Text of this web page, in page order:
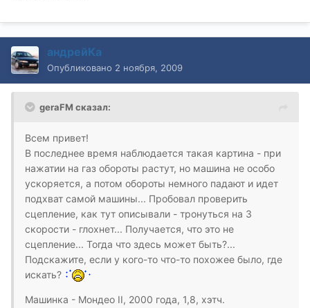
андрейКа
Опубликовано 2 ноября, 2009
geraFM сказал:
Всем привет!
В последнее время наблюдается такая картина - при
нажатии на газ обороты растут, но машина не особо
ускоряется, а потом обороты немного падают и идет
подхват самой машины... Пробовал проверить
сцепление, как тут описывали - тронуться на 3
скорости - глохнет... Получается, что это не
сцепление... Тогда что здесь может быть?...
Подскажите, если у кого-то что-то похожее было, где
искать?
Машинка - Мондео II, 2000 года, 1,8, хэтч.